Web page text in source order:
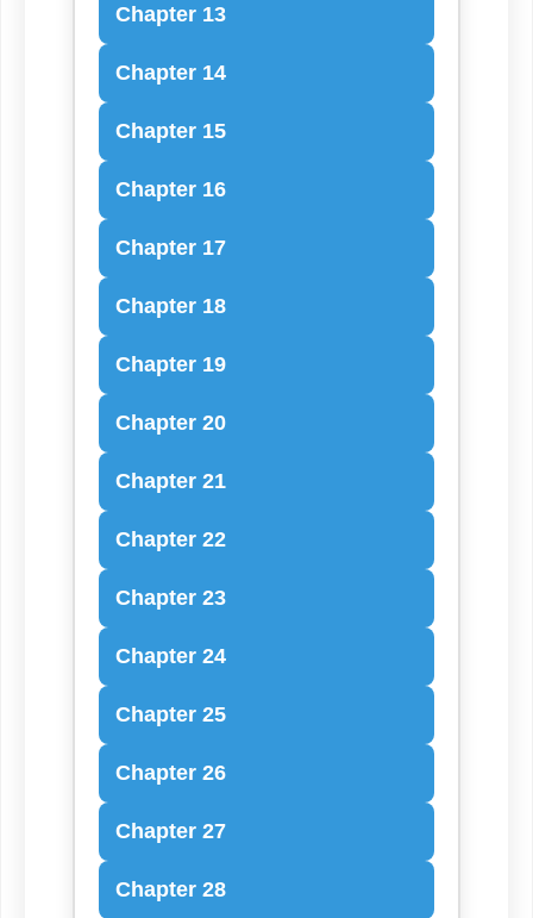
Chapter 13
Chapter 14
Chapter 15
Chapter 16
Chapter 17
Chapter 18
Chapter 19
Chapter 20
Chapter 21
Chapter 22
Chapter 23
Chapter 24
Chapter 25
Chapter 26
Chapter 27
Chapter 28